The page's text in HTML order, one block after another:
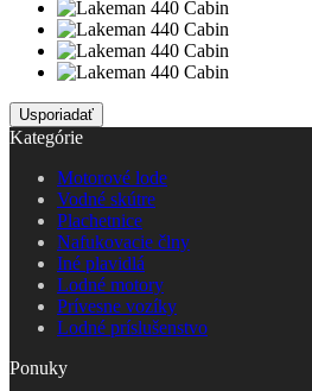
Kategórie
Motorové lode
Vodné skútre
Plachetnice
Nafukovacie člny
Iné plavidlá
Lodné motory
Prívesne vozíky
Lodné príslušenstvo
Ponuky